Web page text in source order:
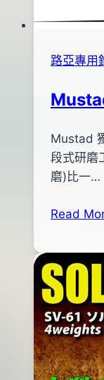
路亞專用
Bybc
pro-
shop
2017
年
09
13
2019
年
01
月
07
日
Mustad
段式研磨
磨)比一…
Read